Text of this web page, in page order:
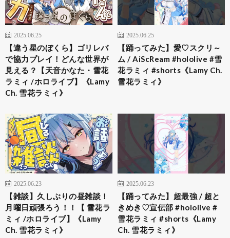
2025.06.25
【違う星のぼくら】ゴリレバ
で協力プレイ！どんな世界が
見える？【天音かなた・雪花
ラミィ /ホロライブ】《Lamy
Ch. 雪花ラミィ》
2025.06.25
【踊ってみた】愛♡スクリ～
ム / AiScReam #hololive #雪
花ラミィ #shorts《Lamy Ch.
雪花ラミィ》
2025.06.23
【雑談】久しぶりの昼雑談！
月曜日頑張ろう！！【 雪花ラ
ミィ /ホロライブ】《Lamy
Ch. 雪花ラミィ》
2025.06.23
【踊ってみた】超最強 / 超と
きめき♡宣伝部 #hololive #
雪花ラミィ #shorts《Lamy
Ch. 雪花ラミィ》